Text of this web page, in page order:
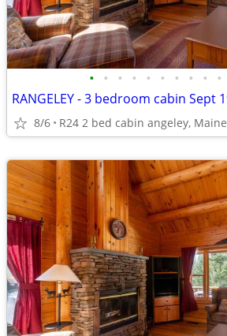
• • • • • • • • • •
8/6 R24 2 bed cabin angeley, Maine